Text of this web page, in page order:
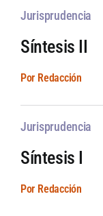
Jurisprudencia
Síntesis II
Por Redacción
Jurisprudencia
Síntesis I
Por Redacción